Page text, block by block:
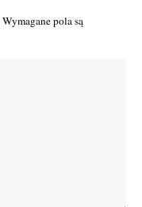
Wymagane pola są